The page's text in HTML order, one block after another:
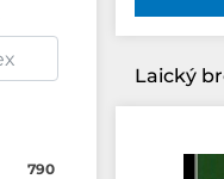
790